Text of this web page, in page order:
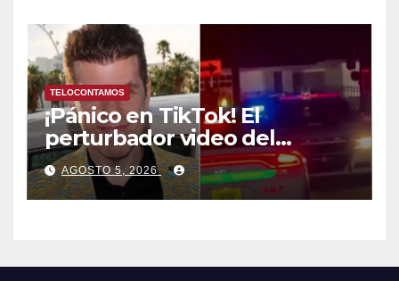
TELOCONTAMOS
¡Pánico en TikTok! El
perturbador video del
famoso influencer Perez
Hilton que obligó a sus fans a
pedir ayuda médica
AGOSTO 5, 2026